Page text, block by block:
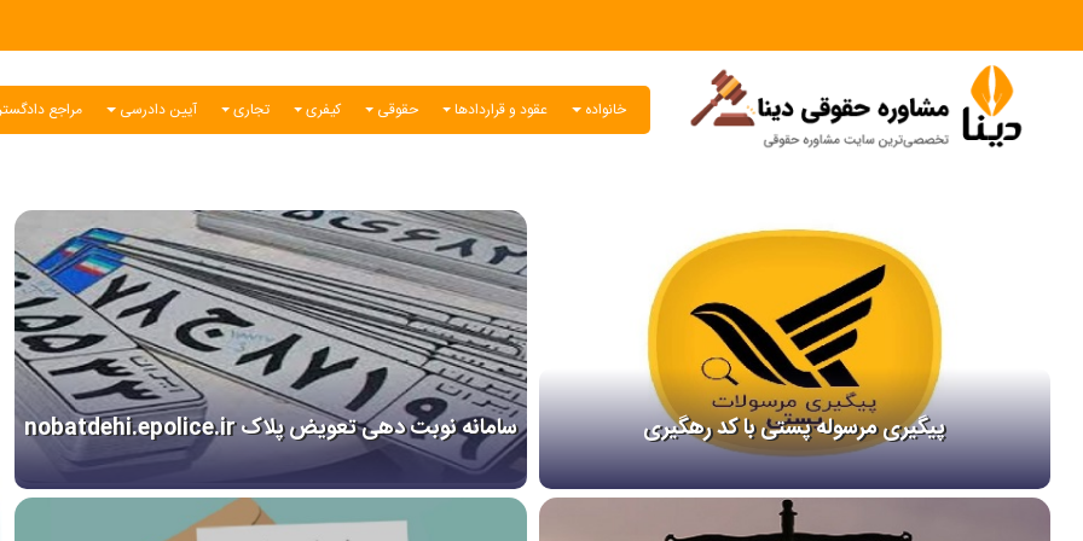
خانواده عقود و قراردادها حقوقی کیفری تجاری آیین دادرسی مراجع
پیگیری مرسوله پستی با کد رهگیری سامانه نوبت دهی تعویض پلاک nobatdehi.epolice.ir